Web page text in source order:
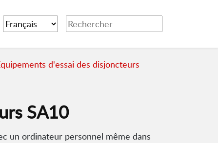
d'essai des disjoncteurs
SA10
un ordinateur personnel même dans